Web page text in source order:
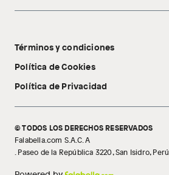
Tecnología Pillow Walk
Libro de reclamaciones
Términos y condiciones
Política de Cookies
Política de Privacidad
© TODOS LOS DERECHOS RESERVADOS
Falabella.com S.A.C. A
. Paseo de la República 3220, San Isidro, Perú